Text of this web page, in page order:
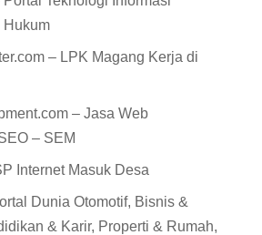
Hukum
– LPK Magang Kerja di
– Jasa Web
– SEM
Internet Masuk Desa
Dunia Otomotif, Bisnis &
& Karir, Properti & Rumah,